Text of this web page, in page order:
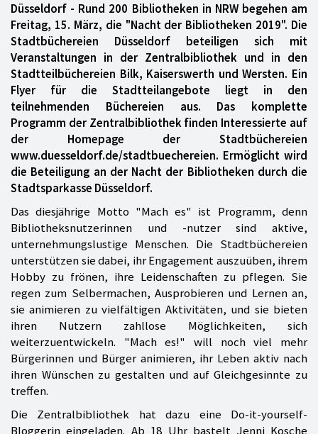
Düsseldorf - Rund 200 Bibliotheken in NRW begehen am
Freitag, 15. März, die "Nacht der Bibliotheken 2019". Die
Stadtbüchereien Düsseldorf beteiligen sich mit
Veranstaltungen in der Zentralbibliothek und in den
Stadtteilbüchereien Bilk, Kaiserswerth und Wersten. Ein
Flyer für die Stadtteilangebote liegt in den
teilnehmenden Büchereien aus. Das komplette
Programm der Zentralbibliothek finden Interessierte auf
der Homepage der Stadtbüchereien
www.duesseldorf.de/stadtbuechereien. Ermöglicht wird
die Beteiligung an der Nacht der Bibliotheken durch die
Stadtsparkasse Düsseldorf.
Das diesjährige Motto "Mach es" ist Programm, denn
Bibliotheksnutzerinnen und -nutzer sind aktive,
unternehmungslustige Menschen. Die Stadtbüchereien
unterstützen sie dabei, ihr Engagement auszuüben, ihrem
Hobby zu frönen, ihre Leidenschaften zu pflegen. Sie
regen zum Selbermachen, Ausprobieren und Lernen an,
sie animieren zu vielfältigen Aktivitäten, und sie bieten
ihren Nutzern zahllose Möglichkeiten, sich
weiterzuentwickeln. "Mach es!" will noch viel mehr
Bürgerinnen und Bürger animieren, ihr Leben aktiv nach
ihren Wünschen zu gestalten und auf Gleichgesinnte zu
treffen.
Die Zentralbibliothek hat dazu eine Do-it-yourself-
Bloggerin eingeladen. Ab 18 Uhr bastelt Jenni Kosche